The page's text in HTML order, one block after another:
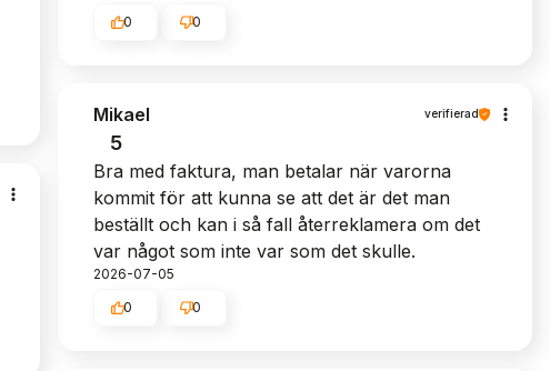
0 0
Mikael verifierad
5
Bra med faktura, man betalar när varorna
kommit för att kunna se att det är det man
beställt och kan i så fall återreklamera om det
var något som inte var som det skulle.
2026-07-05
0 0